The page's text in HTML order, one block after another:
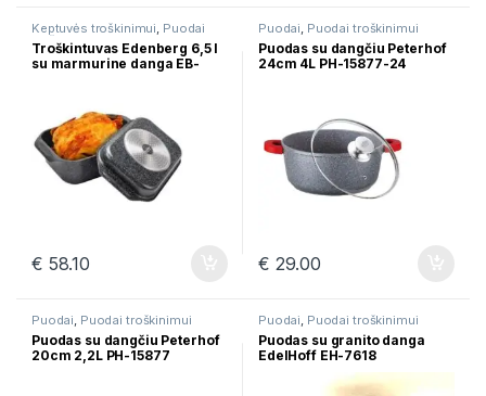
Keptuvės troškinimui, Puodai
troškinimui
Troškintuvas Edenberg 6,5 l
su marmurine danga EB-
€ 58.10
Puodai, Puodai troškinimui
Puodas su dangčiu Peterhof
24cm 4L PH-15877-24
€ 29.00
Puodai, Puodai troškinimui
Puodas su dangčiu Peterhof
20cm 2,2L PH-15877
Puodai, Puodai troškinimui
Puodas su granito danga
EdelHoff EH-7618